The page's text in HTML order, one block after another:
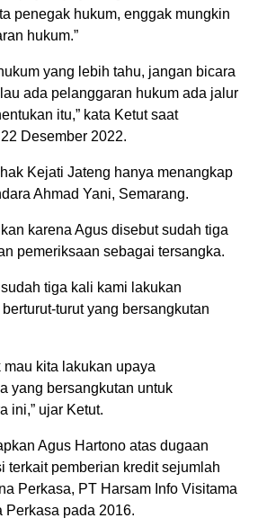
penegak hukum, enggak mungkin
hukum.”
yang lebih tahu, jangan bicara
ada pelanggaran hukum ada jalur
itu,” kata Ketut saat
Desember 2022.
Kejati Jateng hanya menangkap
Ahmad Yani, Semarang.
karena Agus disebut sudah tiga
pemeriksaan sebagai tersangka.
tiga kali kami lakukan
turut yang bersangkutan
mau kita lakukan upaya
yang bersangkutan untuk
ini,” ujar Ketut.
Agus Hartono atas dugaan
terkait pemberian kredit sejumlah
Perkasa, PT Harsam Info Visitama
Perkasa pada 2016.